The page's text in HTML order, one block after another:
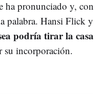
ha pronunciado y, con
palabra. Hansi Flick y
podría tirar la casa
su incorporación.